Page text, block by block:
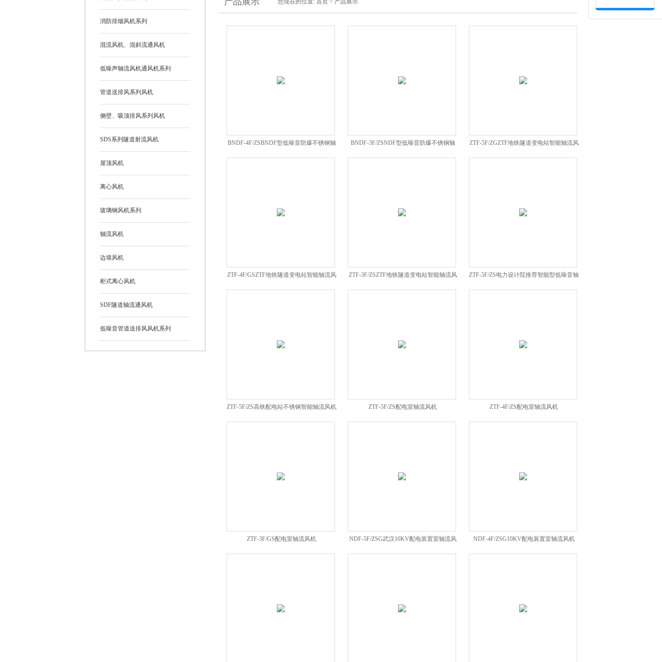
消防排烟风机系列
混流风机、混斜流通风机
低噪声轴流风机通风机系列
管道送排风系列风机
侧壁、吸顶排风系列风机
SDS系列隧道射流风机
屋顶风机
离心风机
玻璃钢风机系列
轴流风机
边墙风机
柜式离心风机
SDF隧道轴流通风机
低噪音管道送排风风机系列
您现在的位置: 首页 > 产品展示
BNDF-4F/ZSBNDF型低噪音防爆不锈钢轴
流风机
BNDF-3F/ZSNDF型低噪音防爆不锈钢轴
流风机
ZTF-5F/ZGZTF地铁隧道变电站智能轴流风
机
ZTF-4F/GSZTF地铁隧道变电站智能轴流风
机
ZTF-3F/ZSZTF地铁隧道变电站智能轴流风
机
ZTF-5F/ZS电力设计院推荐智能型低噪音轴
流风机
ZTF-5F/ZS高铁配电站不锈钢智能轴流风机 ZTF-5F/ZS配电室轴流风机 ZTF-4F/ZS配电室轴流风机
ZTF-3F/GS配电室轴流风机 NDF-5F/ZSG武汉10KV配电装置室轴流风
机
NDF-4F/ZSG10KV配电装置室轴流风机